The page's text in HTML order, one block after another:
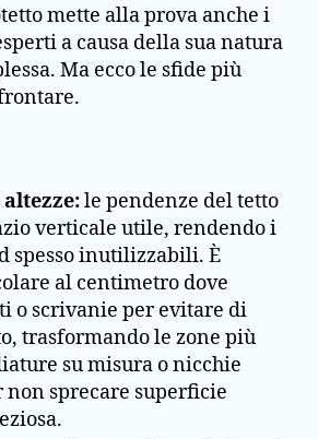
mette alla prova anche i
a causa della sua natura
Ma ecco le sfide più
le pendenze del tetto
verticale utile, rendendo i
spesso inutilizzabili. È
al centimetro dove
o scrivanie per evitare di
trasformando le zone più
su misura o nicchie
sprecare superficie